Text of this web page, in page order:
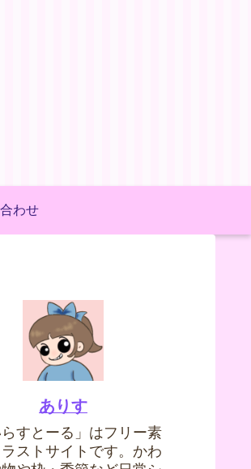
わせ
ありす
らすとーる」はフリー素
ストサイトです。かわ